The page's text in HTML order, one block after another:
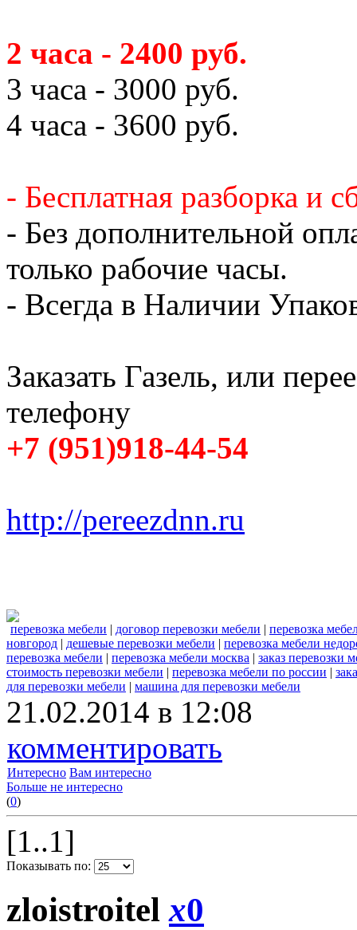
2 часа - 2400 руб.
3 часа - 3000 руб.
4 часа - 3600 руб.
- Бесплатная разборка и
- Без дополнительной
только рабочие часы.
- Всегда в Наличии
Заказать Газель, или
телефону
+7 (951)918-44-54
http://pereezdnn.ru
перевозка мебели | договор перевозки мебели | перевозка
новгород | дешевые перевозки мебели | перевозка мебели
перевозка мебели | перевозка мебели москва | заказ перевозки
стоимость перевозки мебели | перевозка мебели по россии |
для перевозки мебели | машина для перевозки мебели
21.02.2014 в 12:08
комментировать
Интересно Вам интересно
Больше не интересно
(0)
[1..1]
Показывать по:
zloistroitelx0